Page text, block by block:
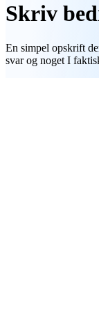
Skriv
En simpel opskrift
svar og noget I